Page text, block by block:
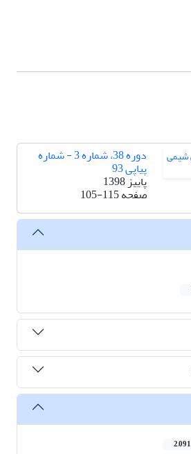
دوره 38، شماره 3 - شماره
پیاپی 93
پاییز 1398
صفحه105-115
2,091